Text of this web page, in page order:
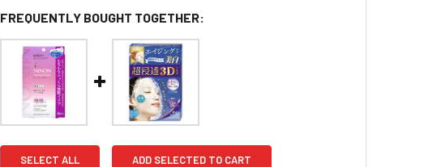
FREQUENTLY BOUGHT TOGETHER:
SELECT ALL ADD SELECTED TO CART